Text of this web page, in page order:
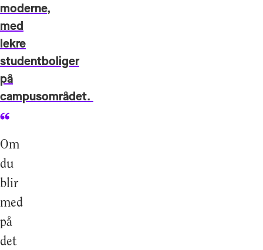
moderne,
med
lekre
studentboliger
på
campusområdet.
Om
du
blir
med
på
det